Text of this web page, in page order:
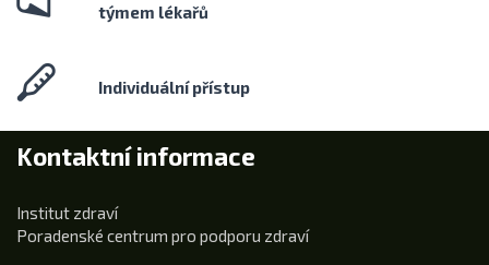
týmem lékařů
Individuální přístup
Kontaktní informace
Institut zdraví
Poradenské centrum pro podporu zdraví